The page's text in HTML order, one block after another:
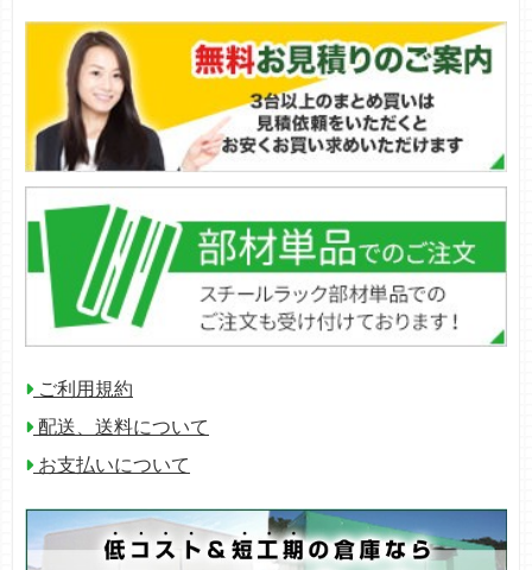
ご利用規約
配送、送料について
お支払いについて